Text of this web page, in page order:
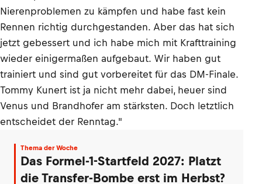
Nierenproblemen zu kämpfen und habe fast kein
Rennen richtig durchgestanden. Aber das hat sich
jetzt gebessert und ich habe mich mit Krafttraining
wieder einigermaßen aufgebaut. Wir haben gut
trainiert und sind gut vorbereitet für das DM-Finale.
Tommy Kunert ist ja nicht mehr dabei, heuer sind
Venus und Brandhofer am stärksten. Doch letztlich
entscheidet der Renntag."
Thema der Woche
Das Formel-1-Startfeld 2027: Platzt
die Transfer-Bombe erst im Herbst?